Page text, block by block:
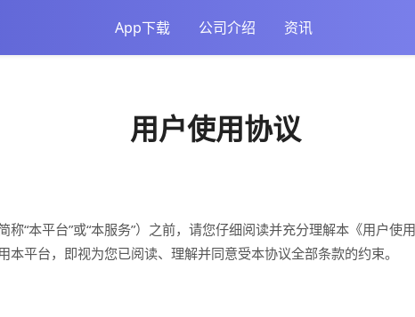
App下载 公司介绍 资讯
用户使用协议
“本平台”或“本服务”）之前，请您仔细阅读并充分理解本《用户使用
本平台，即视为您已阅读、理解并同意受本协议全部条款的约束。